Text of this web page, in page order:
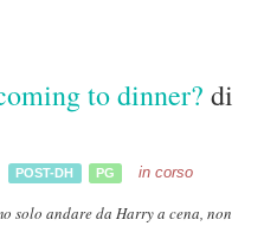
to dinner? di
POST-DH PG in corso
solo andare da Harry a cena, non